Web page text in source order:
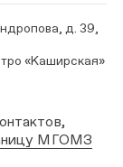
д. 39,
«Каширская»
МГОМЗ